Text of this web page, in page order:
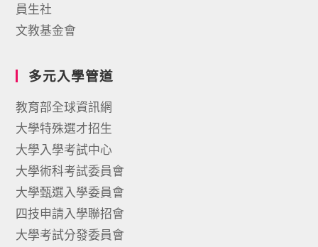
員生社
文教基金會
多元入學管道
教育部全球資訊網
大學特殊選才招生
大學入學考試中心
大學術科考試委員會
大學甄選入學委員會
四技申請入學聯招會
大學考試分發委員會